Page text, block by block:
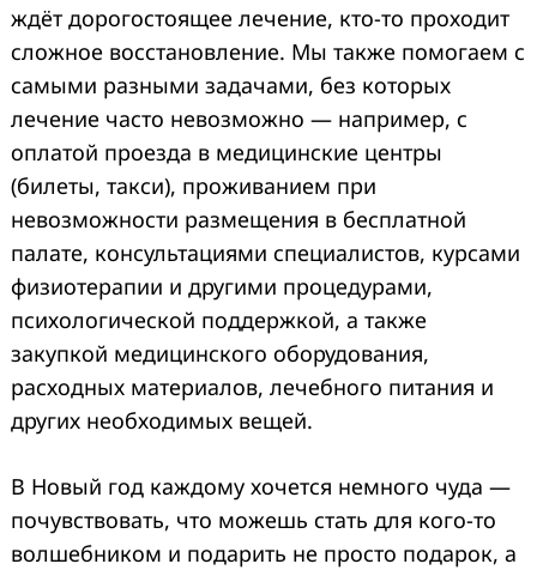
ждёт дорогостоящее лечение, кто-то проходит
сложное восстановление. Мы также помогаем с
самыми разными задачами, без которых
лечение часто невозможно — например, с
оплатой проезда в медицинские центры
(билеты, такси), проживанием при
невозможности размещения в бесплатной
палате, консультациями специалистов, курсами
физиотерапии и другими процедурами,
психологической поддержкой, а также
закупкой медицинского оборудования,
расходных материалов, лечебного питания и
других необходимых вещей.
В Новый год каждому хочется немного чуда —
почувствовать, что можешь стать для кого-то
волшебником и подарить не просто подарок, а